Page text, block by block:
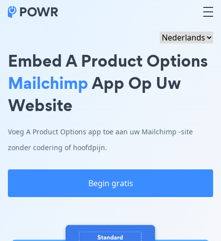
Embed A Product Options
MailchimpApp Op Uw
Website
Voeg A Product Options app toe aan uw Mailchimp -site
zonder codering of hoofdpijn.
Begin gratis